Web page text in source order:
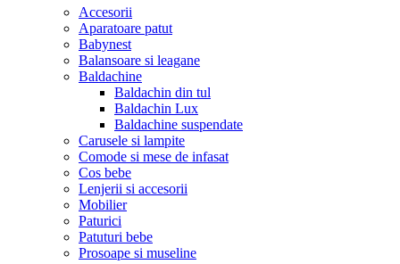
Accesorii
Aparatoare patut
Babynest
Balansoare si leagane
Baldachine
Baldachin din tul
Baldachin Lux
Baldachine suspendate
Carusele si lampite
Comode si mese de infasat
Cos bebe
Lenjerii si accesorii
Mobilier
Paturici
Patuturi bebe
Prosoape si museline